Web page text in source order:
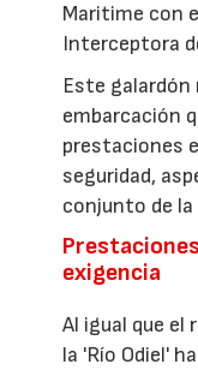
Maritime con
Interceptora
Este galardón
embarcación
prestaciones
seguridad,
conjunto de la
exigencia
Al igual que el
la 'Río Odiel'